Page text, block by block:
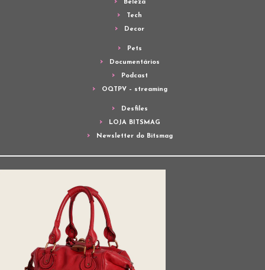
Beleza
Tech
Decor
Pets
Documentários
Podcast
OQTPV – streaming
Desfiles
LOJA BITSMAG
Newsletter do Bitsmag